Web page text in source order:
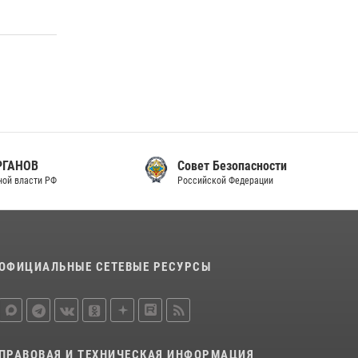
В Росгвардии прошла военно-научная
конференция по обобщению боевого опыта
Совет Безопасности
Российской Федерации
СЕТЕВЫЕ РЕСУРСЫ
ПРАВОВАЯ И ТЕХНИЧЕСКАЯ ИНФОРМАЦИЯ